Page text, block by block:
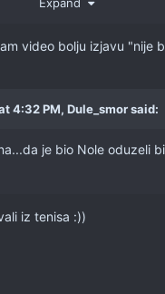
video bolju izjavu "nije
4:32 PM, Dule_smorsaid:
je bio Nole oduzeli
iz tenisa :))